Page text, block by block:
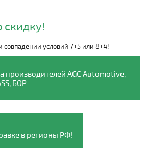
о компании
скидку!
условий 7+5 или 8+4!
производителей AGC Automotive,
БОР
в регионы РФ!